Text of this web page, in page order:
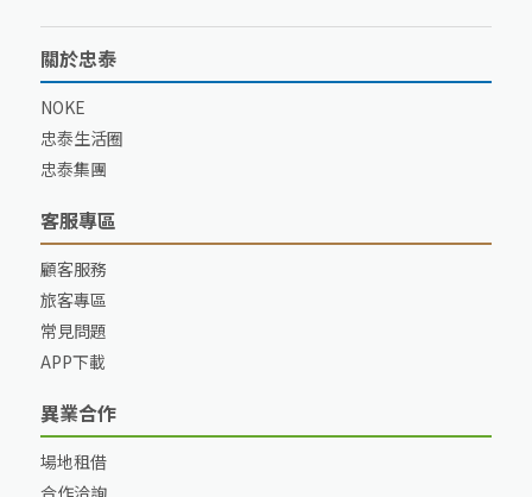
關於忠泰
NOKE
忠泰生活圈
忠泰集團
客服專區
顧客服務
旅客專區
常見問題
APP下載
異業合作
場地租借
合作洽詢